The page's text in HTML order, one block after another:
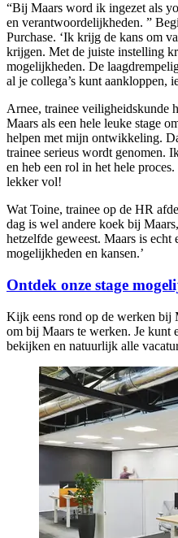
“Bij Maars word ik ingezet als
en verantwoordelijkheden. ”
Purchase. ‘Ik krijg de kans om
krijgen. Met de juiste instelling
mogelijkheden. De
al je collega’s kunt aankloppen,
Arnee, trainee veiligheidskunde
Maars als een hele leuke stage
helpen met mijn ontwikkeling.
trainee serieus wordt genomen.
en heb een rol in het hele
lekker vol!
Wat Toine, trainee op de HR
dag is wel andere koek bij
hetzelfde geweest. Maars is
mogelijkheden en kansen.’
Ontdek onze stage
Kijk eens rond op de werken bij
om bij Maars te werken. Je kunt
bekijken en natuurlijk alle